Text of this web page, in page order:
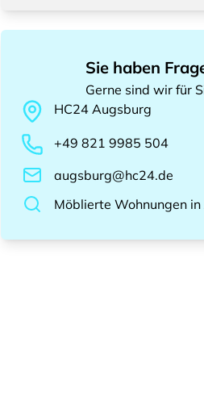
Sie haben
Gerne sind wir für
HC24Augsburg
+49 821 9985 504
augsburg@hc24.de
Möblierte Wohnungen in